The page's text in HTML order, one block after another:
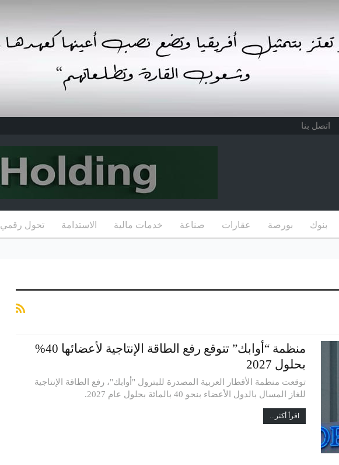
اتصل بنا
بنوك بورصة عقارات صناعة خدمات مالية الاستدامة تحول رقمي
منظمة “أوابك” تتوقع رفع الطاقة الإنتاجية لأعضائها 40%
بحلول 2027
توقعت منظمة الأقطار العربية المصدرة للبترول "أوابك"، رفع الطاقة الإنتاجية
للغاز المسال بالدول الأعضاء بنحو 40 بالمائة بحلول عام 2027.
اقرأ أكثر...